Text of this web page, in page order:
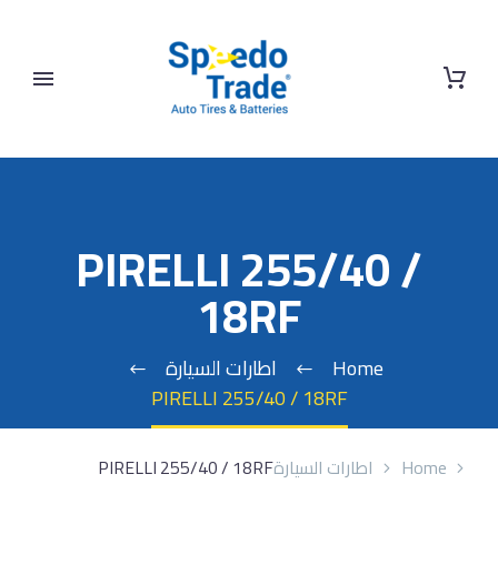
PIRELLI 255/40 /
18RF
Home
اطارات السيارة
PIRELLI 255/40 / 18RF
Home اطارات السيارةPIRELLI 255/40 / 18RF